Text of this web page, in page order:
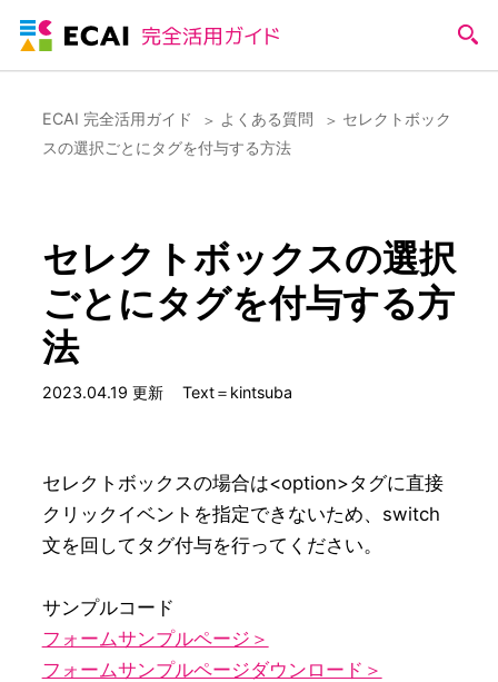
ECAI 完全活用ガイド よくある質問
セレクトボック
スの選択ごとにタグを付与する方法
セレクトボックスの選択
ごとにタグを付与する方
法
2023.04.19 更新 Text＝kintsuba
セレクトボックスの場合は<option>タグに直接
クリックイベントを指定できないため、switch
文を回してタグ付与を行ってください。
フォームサンプルページ＞
フォームサンプルページダウンロード＞